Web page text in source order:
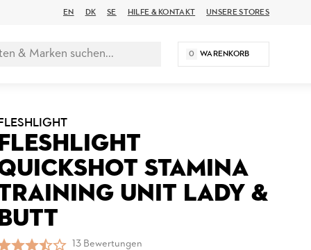
EN DK SE HILFE & KONTAKT UNSERE STORES
0 WARENKORB
FLESHLIGHT
FLESHLIGHT
STAMINA
UNIT LADY &
BUTT
13 Bewertungen